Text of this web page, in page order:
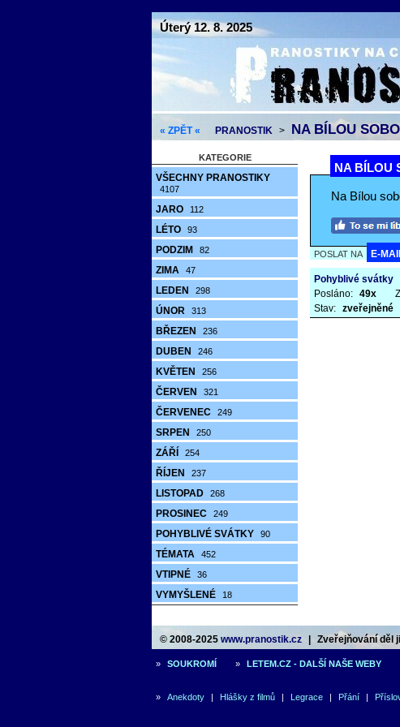
Úterý 12. 8. 2025
« ZPĚT « PRANOSTIK > NA BÍLOU
KATEGORIE
VŠECHNY PRANOSTIKY
4107
JARO 112
LÉTO 93
PODZIM 82
ZIMA 47
LEDEN 298
ÚNOR 313
BŘEZEN 236
DUBEN 246
KVĚTEN 256
ČERVEN 321
ČERVENEC 249
SRPEN 250
ZÁŘÍ 254
ŘÍJEN 237
LISTOPAD 268
PROSINEC 249
POHYBLIVÉ SVÁTKY 90
TÉMATA 452
VTIPNÉ 36
VYMYŠLENÉ 18
NA BÍLOU
Na Bílou
POSLAT NA E-
Pohyblivé svátky
Posláno: 49x
Stav: zveřejněné
© 2008-2025 www.pranostik.cz Zveřejňování děl
» SOUKROMÍ » LETEM.CZ - DALŠÍ NAŠE WEBY
» Anekdoty | Hlášky z filmů | Legrace | Přání |